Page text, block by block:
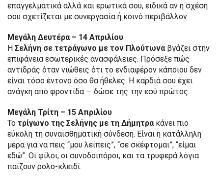
επαγγελματικά αλλά και ερωτικά σου, ειδικά αν η σχέση
σου σχετίζεται με συνεργασία ή κοινό περιβάλλον.
Μεγάλη Δευτέρα – 14 Απριλίου
Η Σελήνη σε τετράγωνο με τον Πλούτωναβγάζει στην
επιφάνεια εσωτερικές ανασφάλειες. Πρόσεξε πώς
αντιδράς όταν νιώθεις ότι το ενδιαφέρον κάποιου δεν
είναι τόσο έντονο όσο θα ήθελες. Η καρδιά σου έχει
ανάγκη από φροντίδα — δώσε της την εσύ πρώτος.
Μεγάλη Τρίτη – 15 Απριλίου
Το τρίγωνο της Σελήνης με τη Δήμητρακάνει πιο
εύκολη τη συναισθηματική σύνδεση. Είναι η κατάλληλη
μέρα για να πεις “μου λείπεις”, “σε σκέφτομαι”, “είμαι
εδώ”. Οι φίλοι, οι συνοδοιπόροι, και τα τρυφερά λόγια
παίζουν ρόλο-κλειδί.